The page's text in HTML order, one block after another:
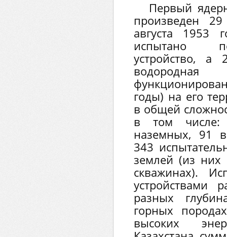
Первый
произведен
августа 1953
испытано
устройство,
годы) на его
в общей
в том числе:
наземных, 91
343
землей (из
скважинах).
устройствами
разных
горных
высоких